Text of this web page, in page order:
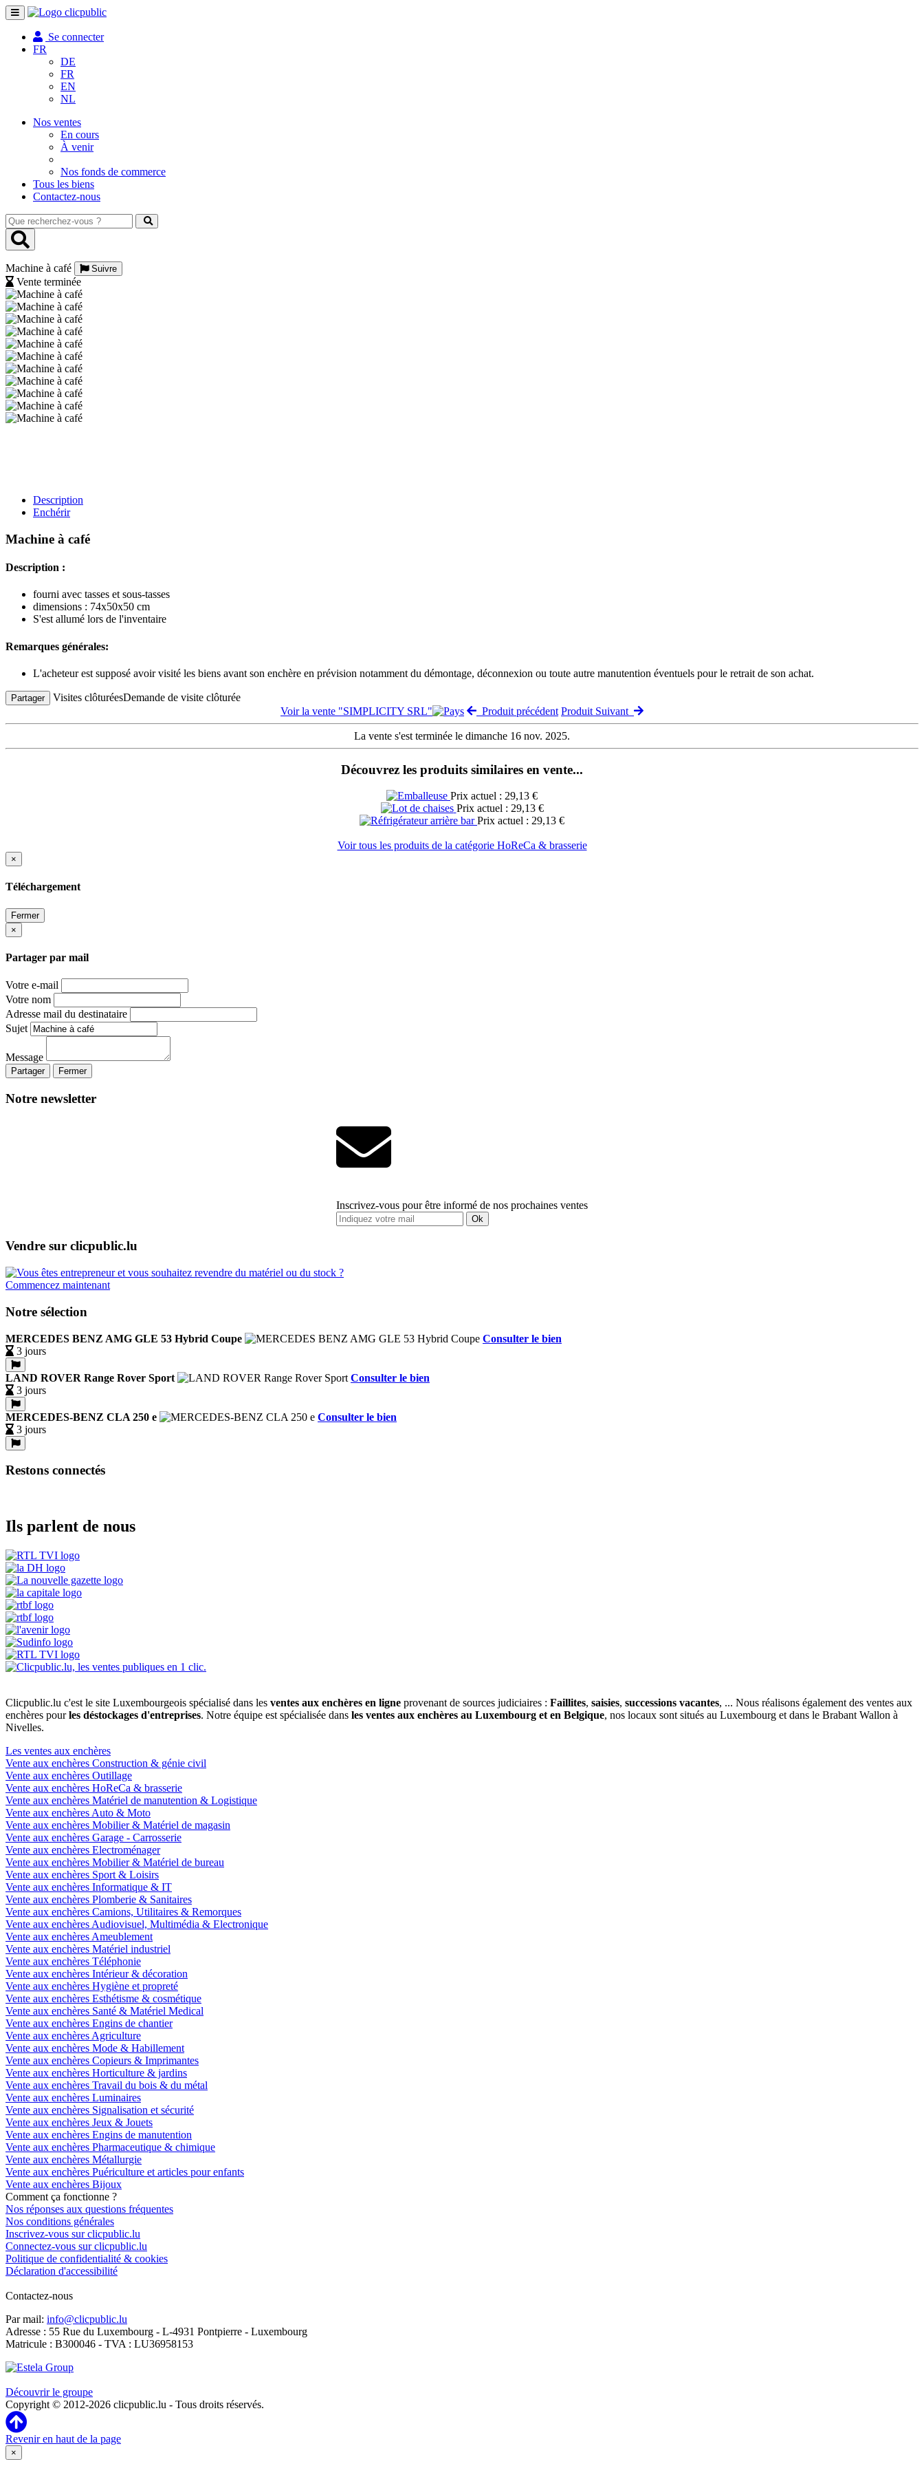
Toggle
navigation
Se connecter
FR
DE
FR
EN
NL
Nos ventes
En cours
À venir
Nos fonds de commerce
Tous les biens
Contactez-nous
Que
recherchez-
vous
Machine à café
Suivre
Vente terminée
Description
Enchérir
Machine à café
Description :
fourni avec tasses et sous-tasses
dimensions : 74x50x50 cm
S'est allumé lors de l'inventaire
Remarques générales:
L'acheteur est supposé avoir visité les biens avant son enchère en prévision notamment du démontage, déconnexion ou toute autre manutention éventuels pour le retrait de son achat.
Partager Visites clôturéesDemande de visite clôturée
Voir la vente "SIMPLICITY SRL"
Produit précédent Produit Suivant
La vente s'est terminée le dimanche 16 nov. 2025.
Découvrez les produits similaires en vente...
Prix actuel : 29,13 €
Prix actuel : 29,13 €
Prix actuel : 29,13 €
Voir tous les produits de la catégorie HoReCa & brasserie
×
Téléchargement
Fermer
×
Partager par mail
Votre e-mail
Votre nom
Adresse mail du destinataire
Sujet
Message
Partager Fermer
Notre newsletter
Inscrivez-vous pour être informé de nos prochaines ventes
Ok
Vendre sur clicpublic.lu
Commencez maintenant
Notre sélection
MERCEDES BENZ AMG GLE 53 Hybrid Coupe
Consulter le bien
3 jours
LAND ROVER Range Rover Sport
Consulter le bien
3 jours
MERCEDES-BENZ CLA 250 e
Consulter le bien
3 jours
Restons connectés
Ils parlent de nous
Clicpublic.lu c'est le site Luxembourgeois spécialisé dans les ventes aux enchères en ligne provenant de sources judiciaires : Faillites, saisies, successions vacantes, ... Nous réalisons également des ventes aux
enchères pourles déstockages d'entreprises. Notre équipe est spécialisée dans les ventes aux enchères au Luxembourg et en Belgique, nos locaux sont situés au Luxembourg et dans le Brabant Wallon à
Nivelles.
Les ventes aux enchères
Vente aux enchères Construction & génie civil
Vente aux enchères Outillage
Vente aux enchères HoReCa & brasserie
Vente aux enchères Matériel de manutention & Logistique
Vente aux enchères Auto & Moto
Vente aux enchères Mobilier & Matériel de magasin
Vente aux enchères Garage - Carrosserie
Vente aux enchères Electroménager
Vente aux enchères Mobilier & Matériel de bureau
Vente aux enchères Sport & Loisirs
Vente aux enchères Informatique & IT
Vente aux enchères Plomberie & Sanitaires
Vente aux enchères Camions, Utilitaires & Remorques
Vente aux enchères Audiovisuel, Multimédia & Electronique
Vente aux enchères Ameublement
Vente aux enchères Matériel industriel
Vente aux enchères Téléphonie
Vente aux enchères Intérieur & décoration
Vente aux enchères Hygiène et propreté
Vente aux enchères Esthétisme & cosmétique
Vente aux enchères Santé & Matériel Medical
Vente aux enchères Engins de chantier
Vente aux enchères Agriculture
Vente aux enchères Mode & Habillement
Vente aux enchères Copieurs & Imprimantes
Vente aux enchères Horticulture & jardins
Vente aux enchères Travail du bois & du métal
Vente aux enchères Luminaires
Vente aux enchères Signalisation et sécurité
Vente aux enchères Jeux & Jouets
Vente aux enchères Engins de manutention
Vente aux enchères Pharmaceutique & chimique
Vente aux enchères Métallurgie
Vente aux enchères Puériculture et articles pour enfants
Vente aux enchères Bijoux
Comment ça fonctionne ?
Nos réponses aux questions fréquentes
Nos conditions générales
Inscrivez-vous sur clicpublic.lu
Connectez-vous sur clicpublic.lu
Politique de confidentialité & cookies
Déclaration d'accessibilité
Contactez-nous
Par mail: info@clicpublic.lu
Adresse : 55 Rue du Luxembourg - L-4931 Pontpierre - Luxembourg
Matricule : B300046 - TVA : LU36958153
Découvrir le groupe
Copyright © 2012-2026 clicpublic.lu - Tous droits réservés.
Revenir en haut de la page
×